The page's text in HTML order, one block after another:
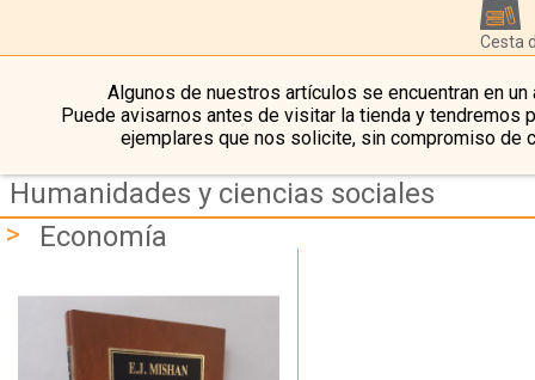
Cesta
Algunos de nuestros artículos se encuentran en un
Puede avisarnos antes de visitar la tienda y tendremos
ejemplares que nos solicite, sin compromiso de
Humanidades y ciencias sociales
>
Economía